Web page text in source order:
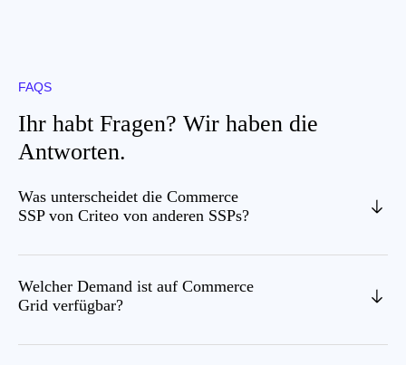
FAQS
Ihr habt Fragen? Wir haben die
Antworten.
Was unterscheidet die Commerce
SSP von Criteo von anderen SSPs?
Welcher Demand ist auf Commerce
Grid verfügbar?